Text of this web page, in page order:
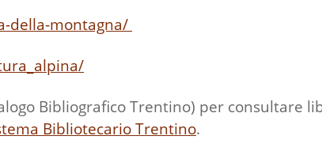
della-montagna/
Bibliografico Trentino) per consultare
Bibliotecario Trentino.